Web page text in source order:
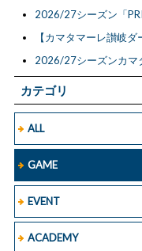
カテゴリ
ALL
GAME
EVENT
ACADEMY
2026/27シーズン「
【カマタマーレ讃岐
2026/27シーズンカマ